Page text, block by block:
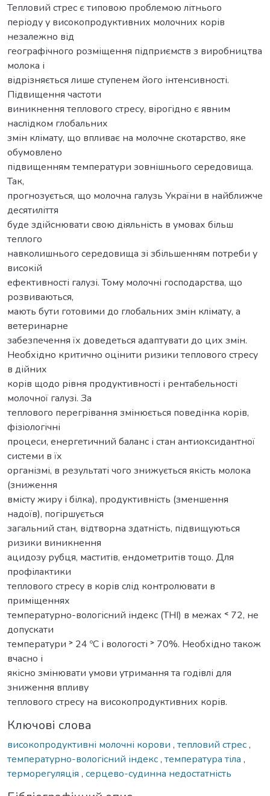
Тепловий стрес є типовою проблемою літнього
періоду у високопродуктивних молочних корів
незалежно від
географічного розміщення підприємств з виробництва
молока і
відрізняється лише ступенем його інтенсивності.
Підвищення частоти
виникнення теплового стресу, вірогідно є явним
наслідком глобальних
змін клімату, що впливає на молочне скотарство, яке
обумовлено
підвищенням температури зовнішнього середовища.
Так,
прогнозується, що молочна галузь України в найближче
десятиліття
буде здійснювати свою діяльність в умовах більш
теплого
навколишнього середовища зі збільшенням потреби у
високій
ефективності галузі. Тому молочні господарства, що
розвиваються,
мають бути готовими до глобальних змін клімату, а
ветеринарне
забезпечення їх доведеться адаптувати до цих змін.
Необхідно критично оцінити ризики теплового стресу
в дійних
корів щодо рівня продуктивності і рентабельності
молочної галузі. За
теплового перегрівання змінюється поведінка корів,
фізіологічні
процеси, енергетичний баланс і стан антиоксидантної
системи в їх
організмі, в результаті чого знижується якість молока
(зниження
вмісту жиру і білка), продуктивність (зменшення
надоїв), погіршується
загальний стан, відтворна здатність, підвищуються
ризики виникнення
ацидозу рубця, маститів, ендометритів тощо. Для
профілактики
теплового стресу в корів слід контролювати в
приміщеннях
температурно-вологісний індекс (THI) в межах ˂ 72, не
допускати
температури ˃ 24 ºС і вологості ˃ 70%. Необхідно також
вчасно і
якісно змінювати умови утримання та годівлі для
зниження впливу
теплового стресу на високопродуктивних корів.
Ключові слова
високопродуктивні молочні корови , тепловий стрес,
температурно-вологісний індекс, температура тіла ,
терморегуляція , серцево-судинна недостатність